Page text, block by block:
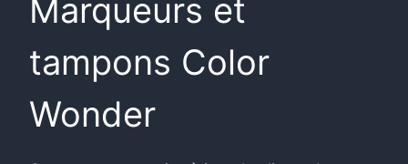
Marqueurs et
tampons Color
Wonder